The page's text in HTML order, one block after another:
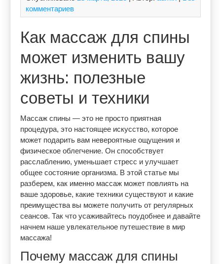
комментариев
Как массаж для спины
может изменить вашу
жизнь: полезные
советы и техники
Массаж спины — это не просто приятная
процедура, это настоящее искусство, которое
может подарить вам невероятные ощущения и
физическое облегчение. Он способствует
расслаблению, уменьшает стресс и улучшает
общее состояние организма. В этой статье мы
разберем, как именно массаж может повлиять на
ваше здоровье, какие техники существуют и какие
преимущества вы можете получить от регулярных
сеансов. Так что усаживайтесь поудобнее и давайте
начнем наше увлекательное путешествие в мир
массажа!
Почему массаж для спины